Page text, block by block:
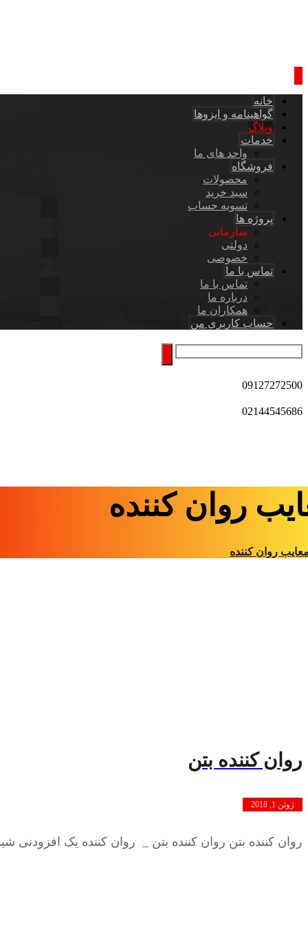
خانه
گواهینامه و ایزوها
وبلاگ
خدمات
واحد های ما
فروشگاه
محصولات
سبد خرید
تسویه حساب
پروژه ها
سازمانی
دولتی
خصوصی
تماس با ما
تماس با ما
درباره ما
همکاران ما
حساب کاربری من
09127272500
02144545686
روان کننده
روان کننده
روان کننده بتن
ژوئن 1, 2018
روان کننده بتن روان کننده بتن _ روان کننده یک افزودنی